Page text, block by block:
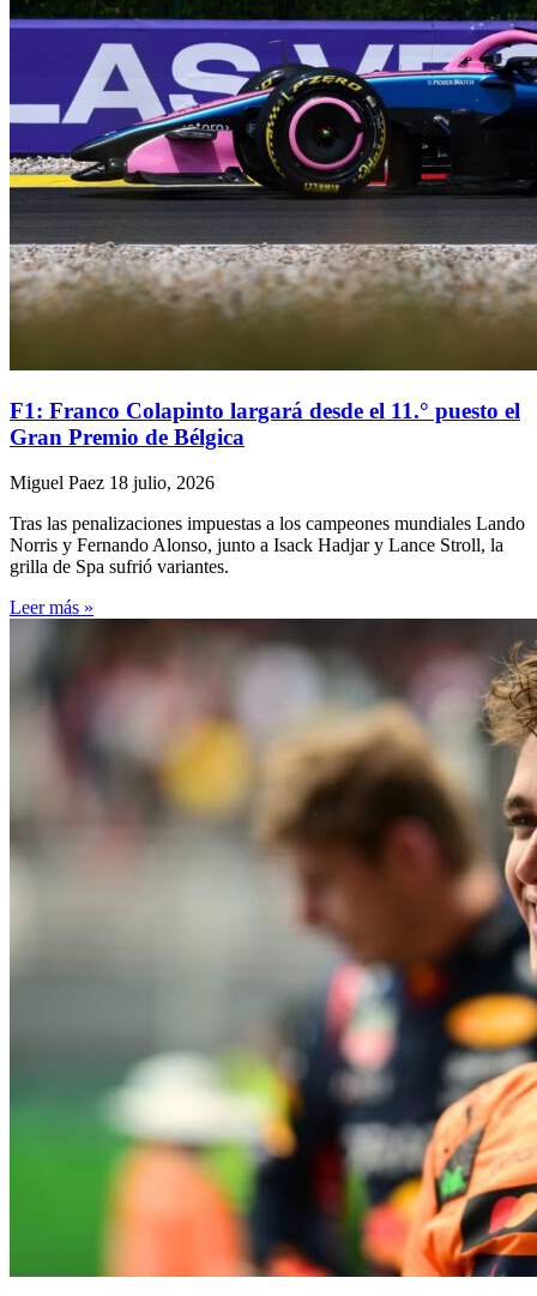
F1: Franco Colapinto largará desde el 11.° puesto el
Gran Premio de Bélgica
Miguel Paez 18 julio, 2026
Tras las penalizaciones impuestas a los campeones mundiales Lando
Norris y Fernando Alonso, junto a Isack Hadjar y Lance Stroll, la
grilla de Spa sufrió variantes.
Leer más »